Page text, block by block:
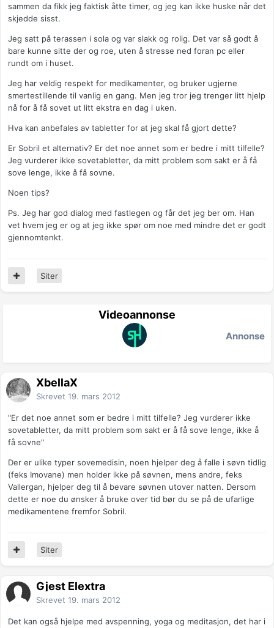
sammen da fikk jeg faktisk åtte timer, og jeg kan ikke huske når det
skjedde sisst.
Jeg satt på terassen i sola og var slakk og rolig. Det var så godt å
bare kunne sitte der og roe, uten å stresse ned foran pc eller
rundt om i huset.
Jeg har veldig respekt for medikamenter, og bruker ugjerne
smertestillende til vanlig en gang. Men jeg tror jeg trenger litt hjelp
nå for å få sovet ut litt ekstra en dag i uken.
Hva kan anbefales av tabletter for at jeg skal få gjort dette?
Er Sobril et alternativ? Er det noe annet som er bedre i mitt tilfelle?
Jeg vurderer ikke sovetabletter, da mitt problem som sakt er å få
sove lenge, ikke å få sovne.
Noen tips?
Ps. Jeg har god dialog med fastlegen og får det jeg ber om. Han
vet hvem jeg er og at jeg ikke spør om noe med mindre det er godt
gjennomtenkt.
Siter
Videoannonse
Annonse
XbellaX
Skrevet 19. mars 2012
"Er det noe annet som er bedre i mitt tilfelle? Jeg vurderer ikke
sovetabletter, da mitt problem som sakt er å få sove lenge, ikke å
få sovne"
Der er ulike typer sovemedisin, noen hjelper deg å falle i søvn tidlig
(feks Imovane) men holder ikke på søvnen, mens andre, feks
Vallergan, hjelper deg til å bevare søvnen utover natten. Dersom
dette er noe du ønsker å bruke over tid bør du se på de ufarlige
medikamentene fremfor Sobril.
Siter
Gjest Elextra
Skrevet 19. mars 2012
Det kan også hjelpe med avspenning, yoga og meditasjon, det har i